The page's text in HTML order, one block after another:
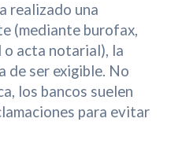
realizado una
(mediante burofax,
acta notarial), la
de ser exigible. No
los bancos suelen
para evitar